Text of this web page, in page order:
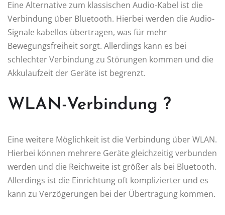
Eine Alternative zum klassischen Audio-Kabel ist die
Verbindung über Bluetooth. Hierbei werden die Audio-
Signale kabellos übertragen, was für mehr
Bewegungsfreiheit sorgt. Allerdings kann es bei
schlechter Verbindung zu Störungen kommen und die
Akkulaufzeit der Geräte ist begrenzt.
WLAN-Verbindung ?
Eine weitere Möglichkeit ist die Verbindung über WLAN.
Hierbei können mehrere Geräte gleichzeitig verbunden
werden und die Reichweite ist größer als bei Bluetooth.
Allerdings ist die Einrichtung oft komplizierter und es
kann zu Verzögerungen bei der Übertragung kommen.